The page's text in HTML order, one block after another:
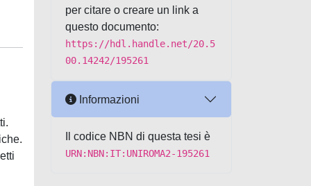
per citare o creare un link a
questo documento:
https://hdl.handle.net/20.5
00.14242/195261
Informazioni
Il codice NBN di questa tesi è
URN:NBN:IT:UNIROMA2-195261